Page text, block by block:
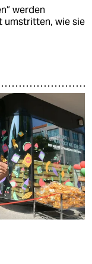
werden
umstritten, wie sie